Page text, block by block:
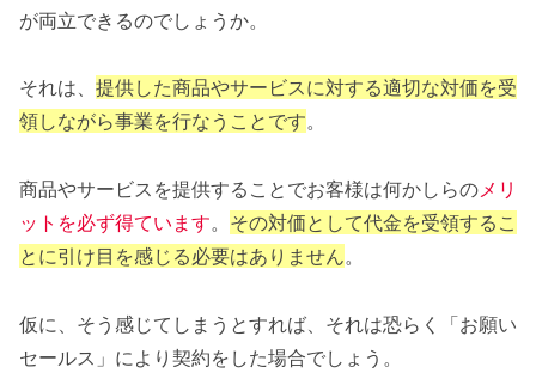
が両立できるのでしょうか。
それは、 提供した商品やサービスに対する適切な対価を受
領しながら事業を行なうことです。
商品やサービスを提供することでお客様は何かしらのメリ
ットを必ず得ています。 その対価として代金を受領するこ
とに引け目を感じる必要はありません。
仮に、そう感じてしまうとすれば、それは恐らく「お願い
セールス」により契約をした場合でしょう。